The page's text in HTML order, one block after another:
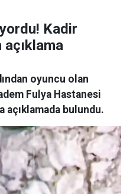
Kadir
açıklama
oyuncu olan
Fulya Hastanesi
açıklamada bulundu.